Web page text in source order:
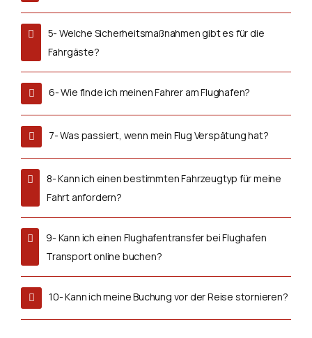
5- Welche Sicherheitsmaßnahmen gibt es für die
Fahrgäste?
6- Wie finde ich meinen Fahrer am Flughafen?
7- Was passiert, wenn mein Flug Verspätung hat?
8- Kann ich einen bestimmten Fahrzeugtyp für meine
Fahrt anfordern?
9- Kann ich einen Flughafentransfer bei Flughafen
Transport online buchen?
10- Kann ich meine Buchung vor der Reise stornieren?